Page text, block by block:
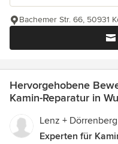
Bachemer Str. 66, 50931
Hervorgehobene
Kamin-Reparatur in
Lenz +
Experten für